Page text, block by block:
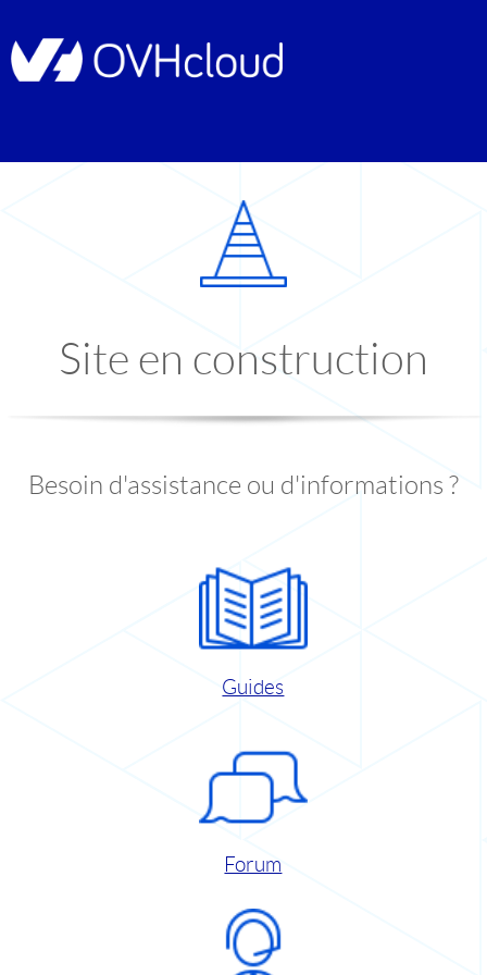
Site en construction
Besoin d'assistance ou d'informations ?
Guides
Forum